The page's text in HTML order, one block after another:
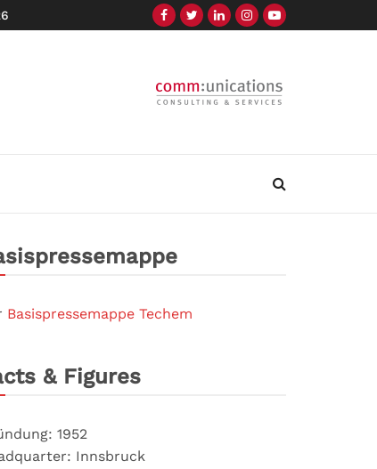
Basispressemappe Techem
& Figures
1952
Innsbruck